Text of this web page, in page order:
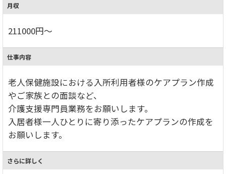
月収
211000円～
仕事内容
老人保健施設における入所利用者様のケアプラン作成
やご家族との面談など、
介護支援専門員業務をお願いします。
入居者様一人ひとりに寄り添ったケアプランの作成を
お願いします。
さらに詳しく